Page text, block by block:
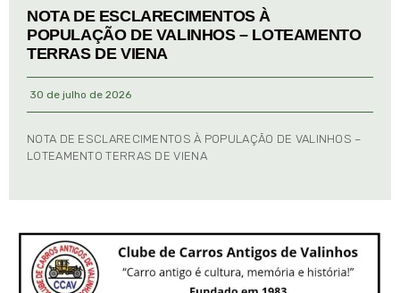
NOTA DE ESCLARECIMENTOS À
POPULAÇÃO DE VALINHOS – LOTEAMENTO
TERRAS DE VIENA
30 de julho de 2026
NOTA DE ESCLARECIMENTOS À POPULAÇÃO DE VALINHOS –
LOTEAMENTO TERRAS DE VIENA